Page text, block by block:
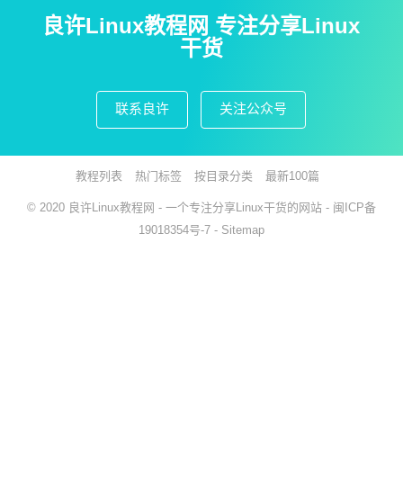
良许Linux教程网 专注分享Linux
干货
联系良许 关注公众号
教程列表 热门标签 按目录分类 最新100篇
© 2020 良许Linux教程网 - 一个专注分享Linux干货的网站 - 闽ICP备
19018354号-7 - Sitemap